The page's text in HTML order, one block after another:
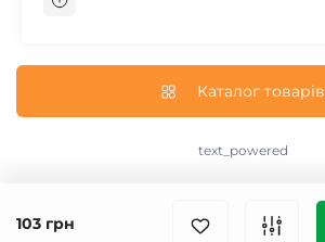
103 грн
Запчасти на мотоцикл Ява
Запчасти на мотоцикл Восход
Запчасти на Дельту / Delta
Запчасти на скутер Honda
Запчасти на скутер Suzuki
Доставка и Оплата
Пользовательское соглашение
Каталог товарів
text_powered